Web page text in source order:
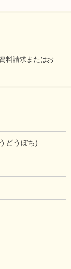
料請求またはお
どうぼち)